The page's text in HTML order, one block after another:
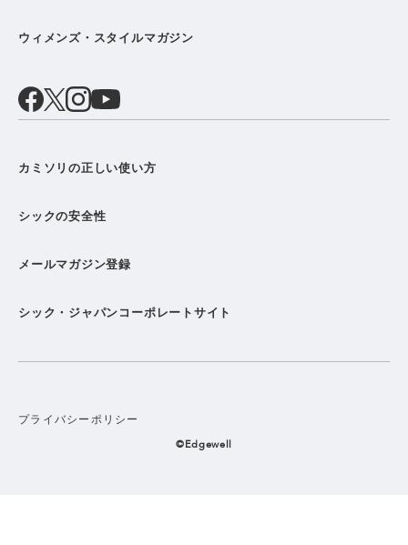
ウィメンズ・スタイルマガジン
カミソリの正しい使い方
シックの安全性
メールマガジン登録
シック・ジャパンコーポレートサイト
プライバシーポリシー
©Edgewell